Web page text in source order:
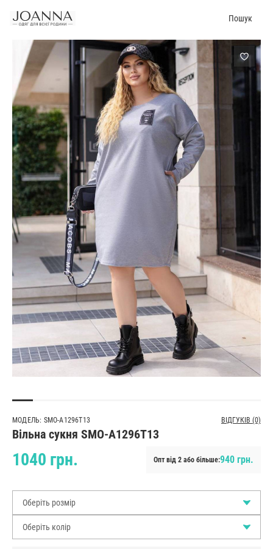
Пошук
МОДЕЛЬ: SMO-A1296T13 ВІДГУКІВ (0)
Вільна сукня SMO-A1296T13
1040 грн. Опт від 2 або більше:940 грн.
Оберіть розмір
Оберіть колір